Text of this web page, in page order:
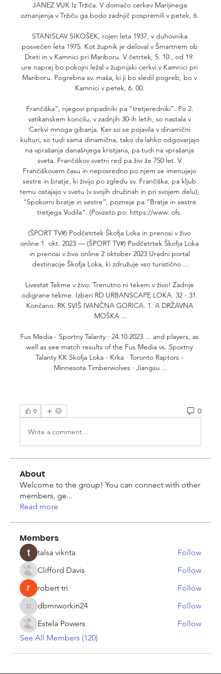
JANEZ VUK Iz Tržiča. V domačo cerkev Marijinega
oznanjenja v Tržiču ga bodo zadnjič pospremili v petek, 6.
STANISLAV SIKOŠEK, rojen leta 1937, v duhovnika
posvečen leta 1975. Kot župnik je deloval v Šmartnem ob
Dreti in v Kamnici pri Mariboru. V četrtek, 5. 10., od 19.
ure naprej bo pokojni ležal v župnijski cerkvi v Kamnici pri
Mariboru. Pogrebna sv. maša, ki ji bo sledil pogreb, bo v
Kamnici v petek, 6. 00.
Frančiška”, njegovi pripadniki pa “tretjeredniki”. Po 2.
vatikanskem koncilu, v zadnjih 30-ih letih, so nastala v
Cerkvi mnoga gibanja. Ker so se pojavila v dinamični
kulturi, so tudi sama dinamična, tako da lahko odgovarjajo
na vprašanja današnjega kristjana, pa tudi na vprašanja
sveta. Frančiškov svetni red pa živi že 750 let. V
Frančiškovem času in neposredno po njem se imenujejo
sestre in bratje, ki živijo po zgledu sv. Frančiška, pa kljub
temu ostajajo v svetu (v svojih družinah in pri svojem delu),
“Spokorni bratje in sestre”, pozneje pa “Bratje in sestre
tretjega Vodila”. (Povzeto po: https://www. ofs.
(ŠPORT TV#) Podčetrtek Škofja Loka in prenosi v živo
online 1. okt. 2023 — (ŠPORT TV#) Podčetrtek Škofja Loka
in prenosi v živo online 2 oktober 2023 Uradni portal
destinacije Škofja Loka, ki združuje vso turistično ...
Livestat Tekme v živo. Trenutno ni tekem v živo! Zadnje
odigrane tekme. Izberi RD URBANSCAPE LOKA. 32 - 31.
Končano. RK SVIŠ IVANČNA GORICA. 1. A DRŽAVNA
MOŠKA ...
Fus Media - Sportny Talanty · 24.10.2023 ... and players, as
well as see match results of the Fus Media vs. Sportny
Talanty KK Skofja Loka - Krka · Toronto Raptors -
Minnesota Timberwolves · Jiangsu ...
0 0
Write a comment...
About
Welcome to the group! You can connect with other
members, ge...
Read more
Members
talsa viknta
Follow
Clifford Davis
Follow
robert tri
Follow
dbmrworkin24
dbmrworkin24
Follow
Estela Powers
Follow
See All Members (120)